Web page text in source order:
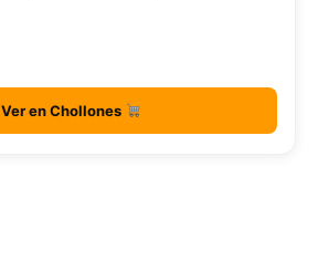
Ver en Chollones